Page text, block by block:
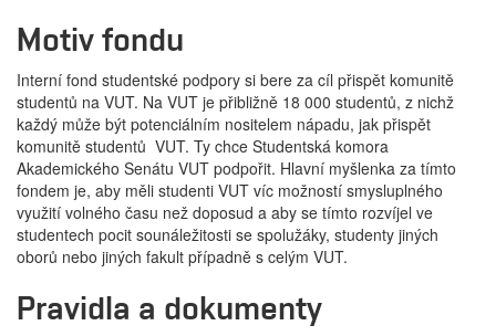
Motiv fondu
Interní fond studentské podpory si bere za cíl přispět komunitě
studentů na VUT. Na VUT je přibližně 18 000 studentů, z nichž
každý může být potenciálním nositelem nápadu, jak přispět
komunitě studentů VUT. Ty chce Studentská komora
Akademického Senátu VUT podpořit. Hlavní myšlenka za tímto
fondem je, aby měli studenti VUT víc možností smysluplného
využití volného času než doposud a aby se tímto rozvíjel ve
studentech pocit sounáležitosti se spolužáky, studenty jiných
oborů nebo jiných fakult případně s celým VUT.
Pravidla a dokumenty